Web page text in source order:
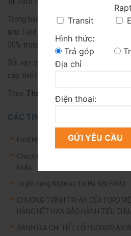
Trong báo cáo bán hàng 11 tháng
như Ford Ranger (13.528 chiếc),
50% trong tổng doanh số bán 26.047
Bởi vậy việc được cấp phép nhập
cấp thiết để hoạt động kinh doanh
Theo Thanh Hương (Baodautu.vn)
CÁC TIN LIÊN QUAN
Ford Hà Nội hỗ trợ đặc biệt đáp ứng
Chương trình bán hàng đặc biệt dành
khẩu
Tuyển dụng Nhân sự tại Hà Nội FORD
CHƯƠNG TRÌNH TRI ÂN CỦA FORD
HÀNG HẾT HẠN BẢO HÀNH TIÊU
ĐÁNH GIÁ CHI TIẾT LỐP GOODYEAR
Transit
Hình thức:
Trả góp
Địa chỉ
Điện thoại: